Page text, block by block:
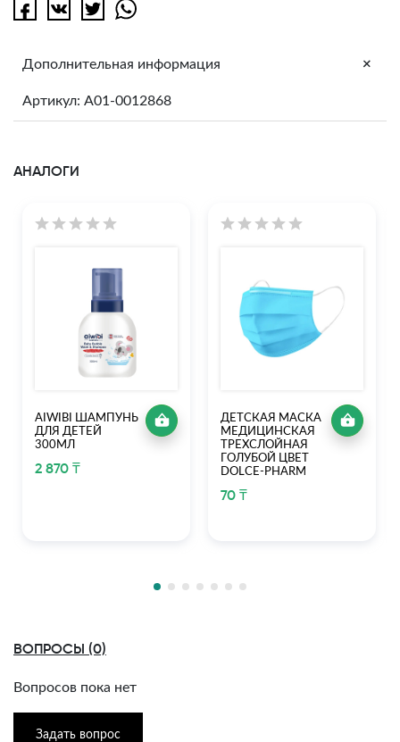
Дополнительная информация +
Артикул: A01-0012868
АНАЛОГИ
AIWIBI ШАМПУНЬ
ДЛЯ ДЕТЕЙ
300МЛ
2 870 ₸
ДЕТСКАЯ МАСКА
МЕДИЦИНСКАЯ
ТРЕХСЛОЙНАЯ
ГОЛУБОЙ ЦВЕТ
DOLCE-PHARM
70 ₸
ВОПРОСЫ (0)
Вопросов пока нет
Задать вопрос